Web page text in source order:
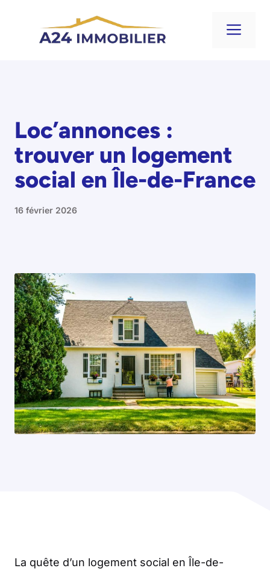
contenu
Loc’annonces :
trouver un logement
social en Île-de-France
16 février 2026
La quête d’un logement social en Île-de-